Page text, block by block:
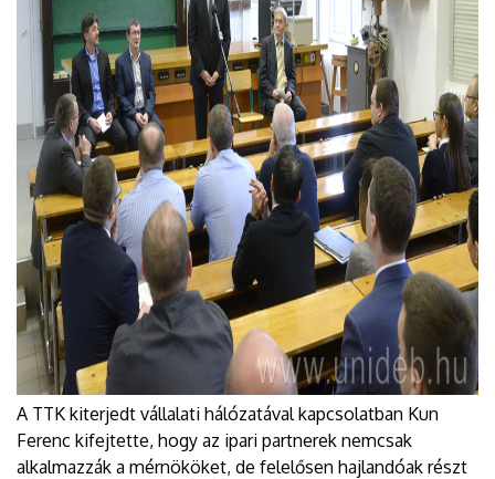
A TTK kiterjedt vállalati hálózatával kapcsolatban Kun
Ferenc kifejtette, hogy az ipari partnerek nemcsak
alkalmazzák a mérnököket, de felelősen hajlandóak részt